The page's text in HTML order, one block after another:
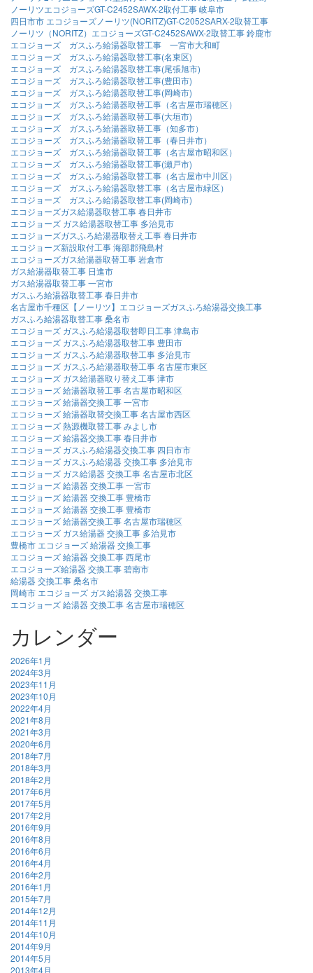
ノーリツエコジョーズGT-C2452SAWX-2取付工事 岐阜市
四日市市 エコジョーズノーリツ(NORITZ)GT-C2052SARX-2取替工事
ノーリツ（NORITZ）エコジョーズGT-C2452SAWX-2取替工事 鈴鹿市
エコジョーズ ガスふろ給湯器取替工事 一宮市大和町
エコジョーズ ガスふろ給湯器取替工事(名東区)
エコジョーズ ガスふろ給湯器取替工事(尾張旭市)
エコジョーズ ガスふろ給湯器取替工事(豊田市)
エコジョーズ ガスふろ給湯器取替工事(岡崎市)
エコジョーズ ガスふろ給湯器取替工事（名古屋市瑞穂区）
エコジョーズ ガスふろ給湯器取替工事(大垣市)
エコジョーズ ガスふろ給湯器取替工事（知多市）
エコジョーズ ガスふろ給湯器取替工事（春日井市）
エコジョーズ ガスふろ給湯器取替工事（名古屋市昭和区）
エコジョーズ ガスふろ給湯器取替工事(瀬戸市)
エコジョーズ ガスふろ給湯器取替工事（名古屋市中川区）
エコジョーズ ガスふろ給湯器取替工事（名古屋市緑区）
エコジョーズ ガスふろ給湯器取替工事(岡崎市)
エコジョーズガス給湯器取替工事 春日井市
エコジョーズ ガス給湯器取替工事 多治見市
エコジョーズガスふろ給湯器取替え工事 春日井市
エコジョーズ新設取付工事 海部郡飛島村
エコジョーズガス給湯器取替工事 岩倉市
ガス給湯器取替工事 日進市
ガス給湯器取替工事 一宮市
ガスふろ給湯器取替工事 春日井市
名古屋市千種区【ノーリツ】エコジョーズガスふろ給湯器交換工事
ガスふろ給湯器取替工事 桑名市
エコジョーズ ガスふろ給湯器取替即日工事 津島市
エコジョーズ ガスふろ給湯器取替工事 豊田市
エコジョーズ ガスふろ給湯器取替工事 多治見市
エコジョーズ ガスふろ給湯器取替工事 名古屋市東区
エコジョーズ ガス給湯器取り替え工事 津市
エコジョーズ 給湯器取替工事 名古屋市昭和区
エコジョーズ 給湯器交換工事 一宮市
エコジョーズ 給湯器取替交換工事 名古屋市西区
エコジョーズ 熱源機取替工事 みよし市
エコジョーズ 給湯器交換工事 春日井市
エコジョーズ ガスふろ給湯器交換工事 四日市市
エコジョーズ ガスふろ給湯器 交換工事 多治見市
エコジョーズ ガス給湯器 交換工事 名古屋市北区
エコジョーズ 給湯器 交換工事 一宮市
エコジョーズ 給湯器 交換工事 豊橋市
エコジョーズ 給湯器 交換工事 豊橋市
エコジョーズ 給湯器交換工事 名古屋市瑞穂区
エコジョーズ ガス給湯器 交換工事 多治見市
豊橋市 エコジョーズ 給湯器 交換工事
エコジョーズ 給湯器 交換工事 西尾市
エコジョーズ給湯器 交換工事 碧南市
給湯器 交換工事 桑名市
岡崎市 エコジョーズ ガス給湯器 交換工事
エコジョーズ 給湯器 交換工事 名古屋市瑞穂区
カレンダー
2026年1月
2024年3月
2023年11月
2023年10月
2022年4月
2021年8月
2021年3月
2020年6月
2018年7月
2018年3月
2018年2月
2017年6月
2017年5月
2017年2月
2016年9月
2016年8月
2016年6月
2016年4月
2016年2月
2016年1月
2015年7月
2014年12月
2014年11月
2014年10月
2014年9月
2014年5月
2013年4月